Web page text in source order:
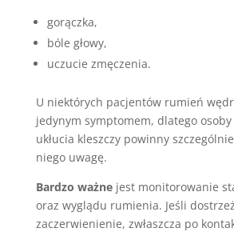
gorączka,
bóle głowy,
uczucie zmęczenia.
U niektórych pacjentów rumień
jedynym symptomem, dlatego
ukłucia kleszczy powinny
niego uwagę.
Bardzo ważnejest monitorowanie
oraz wyglądu rumienia. Jeśli
zaczerwienienie, zwłaszcza po